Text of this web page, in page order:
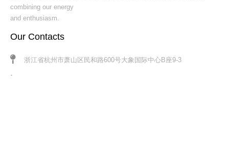
combining our energy
and enthusiasm.
Our Contacts​​​​​​​
浙江省杭州市萧山区民和路600号大象国际中心B座9-3